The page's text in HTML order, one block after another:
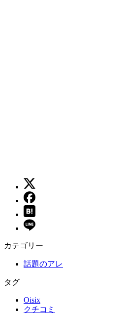
カテゴリー
話題のアレ
タグ
Oisix
クチコミ